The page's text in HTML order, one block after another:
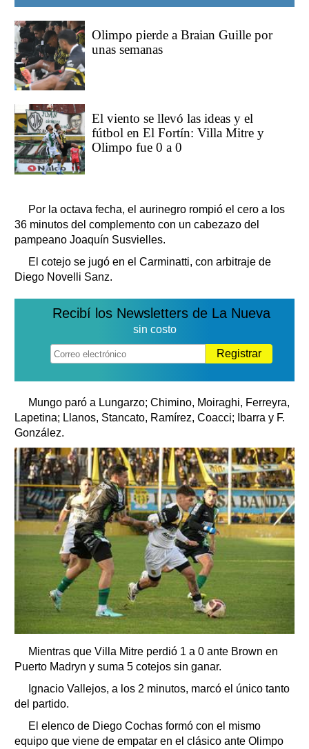
Olimpo pierde a Braian Guille por
unas semanas
El viento se llevó las ideas y el
fútbol en El Fortín: Villa Mitre y
Olimpo fue 0 a 0
Por la octava fecha, el aurinegro rompió el cero a los
36 minutos del complemento con un cabezazo del
pampeano Joaquín Susvielles.
El cotejo se jugó en el Carminatti, con arbitraje de
Diego Novelli Sanz.
Recibí los Newsletters de La Nueva
sin costo
Registrar
Mungo paró a Lungarzo; Chimino, Moiraghi, Ferreyra,
Lapetina; Llanos, Stancato, Ramírez, Coacci; Ibarra y F.
González.
Mientras que Villa Mitre perdió 1 a 0 ante Brown en
Puerto Madryn y suma 5 cotejos sin ganar.
Ignacio Vallejos, a los 2 minutos, marcó el único tanto
del partido.
El elenco de Diego Cochas formó con el mismo
equipo que viene de empatar en el clásico ante Olimpo